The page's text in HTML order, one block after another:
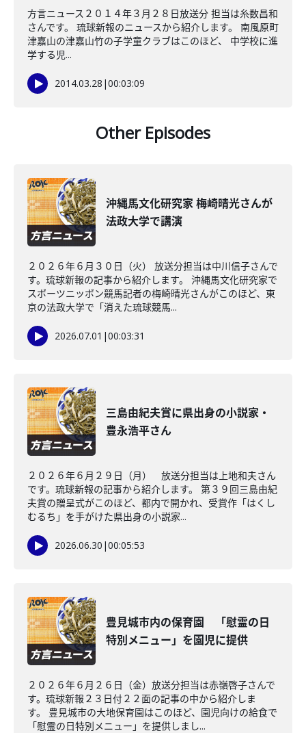
方言ニュース２０１４年３月２８日放送分 担当は糸数昌和
さんです。 琉球新報のニュースから紹介します。 南風原町
津嘉山の津嘉山竹の子学童クラブはこのほど、 中学校に進
学する児...
2014.03.28 |00:03:09
Other Episodes
沖縄馬文化研究家 梅崎晴光さんが
法政大学で講演
２０２６年６月３０日（火） 放送分担当は中川信子さんで
す。琉球新報の記事から紹介します。 沖縄馬文化研究家で
スポーツニッポン競馬記者の梅崎晴光さんがこのほど、東
京の法政大学で「消えた琉球競馬...
2026.07.01 |00:03:31
三島由紀夫賞に県出身の小説家・
豊永浩平さん
２０２６年６月２９日（月） 放送分担当は上地和夫さん
です。琉球新報の記事から紹介します。 第３９回三島由紀
夫賞の贈呈式がこのほど、都内で開かれ、受賞作「はくし
むるち」を手がけた県出身の小説家...
2026.06.30 |00:05:53
豊見城市内の保育園 「慰霊の日
特別メニュー」を園児に提供
２０２６年６月２６日（金）放送分担当は赤嶺啓子さんで
す。琉球新報２３日付２２面の記事の中から紹介しま
す。 豊見城市の大地保育園はこのほど、園児向けの給食で
「慰霊の日特別メニュー」を提供しまし...